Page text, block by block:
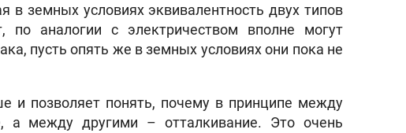
земных условиях эквивалентность двух типов
аналогии с электричеством вполне могут
пусть опять же в земных условиях они пока не
и позволяет понять, почему в принципе между
а между другими – отталкивание. Это очень